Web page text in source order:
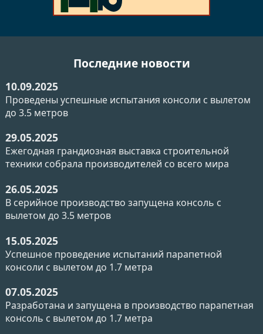
Последние новости
10.09.2025
Проведены успешные испытания консоли с вылетом
до 3.5 метров
29.05.2025
Ежегодная грандиозная выставка строительной
техники собрала производителей со всего мира
26.05.2025
В серийное производство запущена консоль с
вылетом до 3.5 метров
15.05.2025
Успешное проведение испытаний парапетной
консоли с вылетом до 1.7 метра
07.05.2025
Разработана и запущена в производство парапетная
консоль с вылетом до 1.7 метра